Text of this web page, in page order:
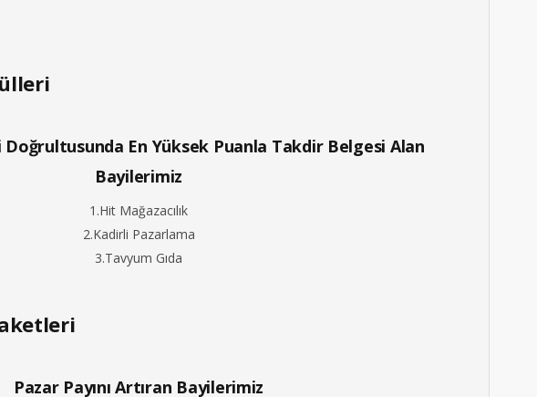
En Yüksek Puanla Takdir Belgesi Alan
Bayilerimiz
1.Hit Mağazacılık
2.Kadirli Pazarlama
3.Tavyum Gıda
Pazar Payını Artıran Bayilerimiz